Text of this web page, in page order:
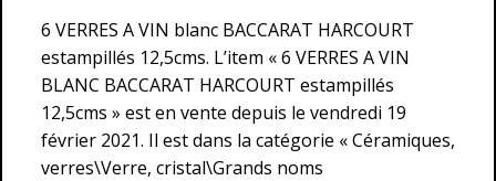
6 VERRES A VIN blanc BACCARAT HARCOURT
estampillés 12,5cms. L’item « 6 VERRES A VIN
BLANC BACCARAT HARCOURT estampillés
12,5cms » est en vente depuis le vendredi 19
février 2021. Il est dans la catégorie « Céramiques,
verres\Verre, cristal\Grands noms